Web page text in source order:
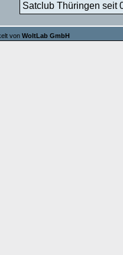
Satclub Thüringen seit
von WoltLab GmbH